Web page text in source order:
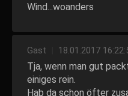
Wind...woanders
Gast 18.01.2017
Tja, wenn man gut
einiges rein.
Hab da schon öfter